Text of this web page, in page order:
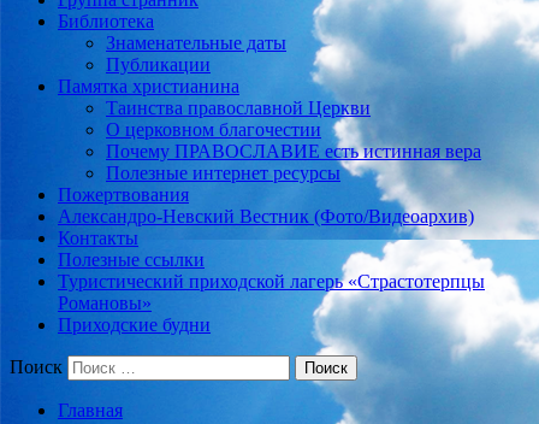
Библиотека
Знаменательные даты
Публикации
Памятка христианина
Таинства православной Церкви
О церковном благочестии
Почему ПРАВОСЛАВИЕ есть истинная вера
Полезные интернет ресурсы
Пожертвования
Александро-Невский Вестник (Фото/Видеоархив)
Контакты
Полезные ссылки
Туристический приходской лагерь «Страстотерпцы
Романовы»
Приходские будни
Поиск
Главная